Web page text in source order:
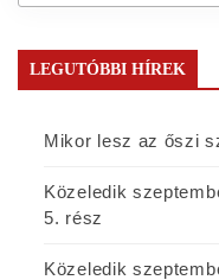
LEGUTÓBBI HÍREK
Mikor lesz az őszi
Közeledik
5. rész
Közeledik